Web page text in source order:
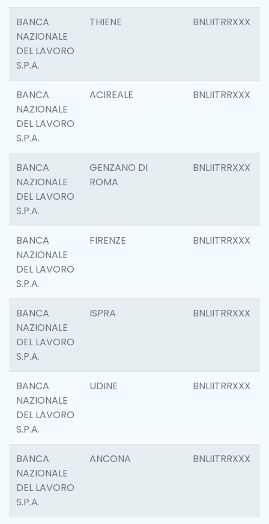
BANCA
NAZIONALE
DEL LAVORO
S.P.A.
THIENE BNLIITRRXXX
BANCA
NAZIONALE
DEL LAVORO
S.P.A.
ACIREALE BNLIITRRXXX
BANCA
NAZIONALE
DEL LAVORO
S.P.A.
GENZANO DI
ROMA
BNLIITRRXXX
BANCA
NAZIONALE
DEL LAVORO
S.P.A.
FIRENZE BNLIITRRXXX
BANCA
NAZIONALE
DEL LAVORO
S.P.A.
ISPRA BNLIITRRXXX
BANCA
NAZIONALE
DEL LAVORO
S.P.A.
UDINE BNLIITRRXXX
BANCA
NAZIONALE
DEL LAVORO
S.P.A.
ANCONA BNLIITRRXXX